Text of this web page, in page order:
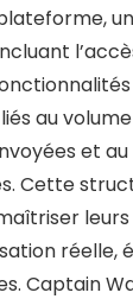
au
et
Cette
réelle,
Captain